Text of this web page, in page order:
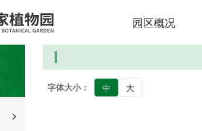
园区概况
字体大小： 中 大